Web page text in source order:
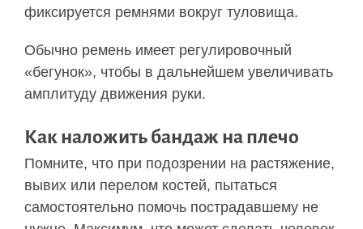
фиксируется ремнями вокруг туловища.
Обычно ремень имеет регулировочный
«бегунок», чтобы в дальнейшем увеличивать
амплитуду движения руки.
Как наложить бандаж на плечо
Помните, что при подозрении на растяжение,
вывих или перелом костей, пытаться
самостоятельно помочь пострадавшему не